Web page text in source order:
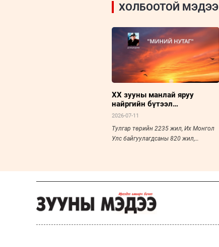
ХОЛБООТОЙ МЭДЭЭ
ХХ зууны манлай яруу
найргийн бүтээл
Д.Нацагдоржийн “Миний
2026-07-11
Тулгар төрийн 2235 жил, Их Монгол
Улс байгуулагдсаны 820 жил,
үндэслэгч, зохиолч Д.Нацагдоржийн
мэндэлсний 120 жилийн ой энэ онд